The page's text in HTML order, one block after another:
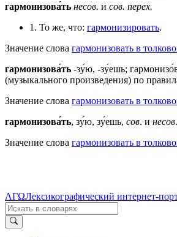
гармонизова́ть несов. и сов. перех.
1. То же, что: гармонизировать.
Значение слова гармонизовать в
гармонизова́ть -зу́ю, -зу́ешь;
(музыкального произведения) по
Значение слова гармонизовать в
гармонизова́ть, зу́ю, зу́ешь, сов. и несов
Значение слова гармонизовать в
ΛΓΩЛексикографический интернет-